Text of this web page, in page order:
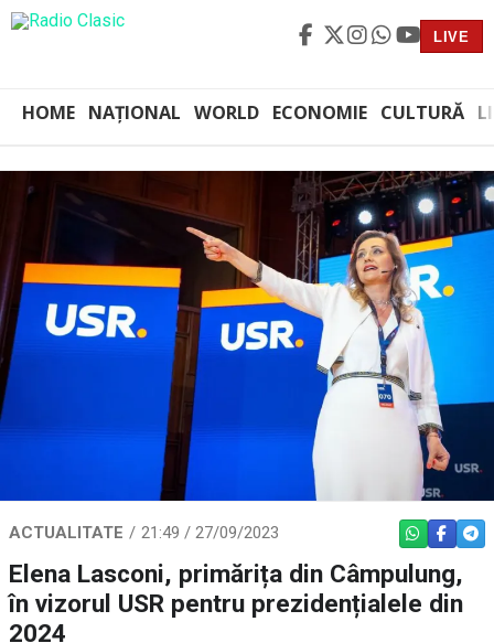
LIVE
HOME NAȚIONAL WORLD ECONOMIE CULTURĂ
ACTUALITATE 21:49 / 27/09/2023 WHATSAPP
Elena Lasconi, primărița din Câmpulung,
în vizorul USR pentru prezidențialele din
2024